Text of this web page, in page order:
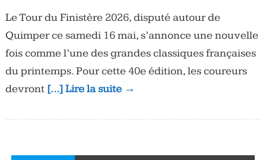
Le Tour du Finistère 2026, disputé autour de
Quimper ce samedi 16 mai, s’annonce une nouvelle
fois comme l’une des grandes classiques françaises
du printemps. Pour cette 40e édition, les coureurs
devront […] Lire la suite →